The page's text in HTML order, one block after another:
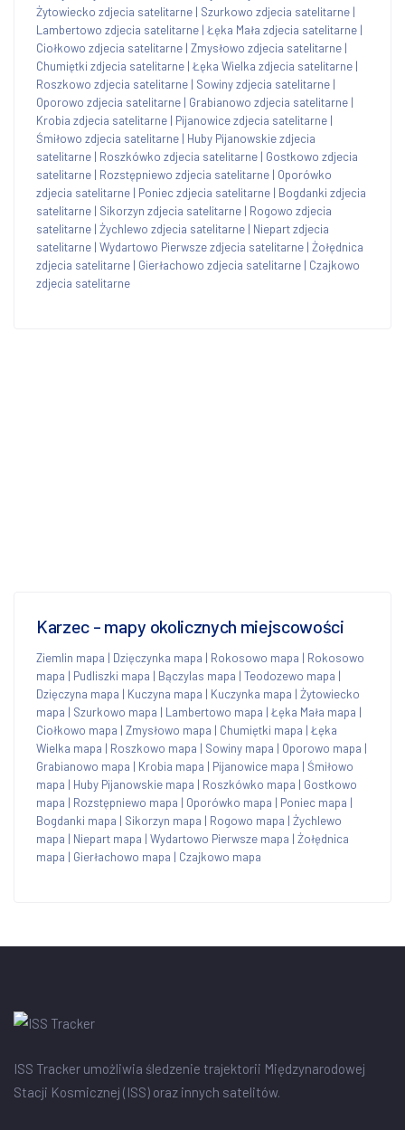
Żytowiecko zdjecia satelitarne | Szurkowo zdjecia satelitarne |
Lambertowo zdjecia satelitarne | Łęka Mała zdjecia satelitarne |
Ciołkowo zdjecia satelitarne | Zmysłowo zdjecia satelitarne |
Chumiętki zdjecia satelitarne | Łęka Wielka zdjecia satelitarne |
Roszkowo zdjecia satelitarne | Sowiny zdjecia satelitarne |
Oporowo zdjecia satelitarne | Grabianowo zdjecia satelitarne |
Krobia zdjecia satelitarne | Pijanowice zdjecia satelitarne |
Śmiłowo zdjecia satelitarne | Huby Pijanowskie zdjecia
satelitarne | Roszkówko zdjecia satelitarne | Gostkowo zdjecia
satelitarne | Rozstępniewo zdjecia satelitarne | Oporówko
zdjecia satelitarne | Poniec zdjecia satelitarne | Bogdanki zdjecia
satelitarne | Sikorzyn zdjecia satelitarne | Rogowo zdjecia
satelitarne | Żychlewo zdjecia satelitarne | Niepart zdjecia
satelitarne | Wydartowo Pierwsze zdjecia satelitarne | Żołędnica
zdjecia satelitarne | Gierłachowo zdjecia satelitarne | Czajkowo
zdjecia satelitarne
Karzec - mapy okolicznych miejscowości
Ziemlin mapa | Dzięczynka mapa | Rokosowo mapa | Rokosowo
mapa | Pudliszki mapa | Bączylas mapa | Teodozewo mapa |
Dzięczyna mapa | Kuczyna mapa | Kuczynka mapa | Żytowiecko
mapa | Szurkowo mapa | Lambertowo mapa | Łęka Mała mapa |
Ciołkowo mapa | Zmysłowo mapa | Chumiętki mapa | Łęka
Wielka mapa | Roszkowo mapa | Sowiny mapa | Oporowo mapa |
Grabianowo mapa | Krobia mapa | Pijanowice mapa | Śmiłowo
mapa | Huby Pijanowskie mapa | Roszkówko mapa | Gostkowo
mapa | Rozstępniewo mapa | Oporówko mapa | Poniec mapa |
Bogdanki mapa | Sikorzyn mapa | Rogowo mapa | Żychlewo
mapa | Niepart mapa | Wydartowo Pierwsze mapa | Żołędnica
mapa | Gierłachowo mapa | Czajkowo mapa
ISS Tracker umożliwia śledzenie trajektorii Międzynarodowej
Stacji Kosmicznej (ISS) oraz innych satelitów.